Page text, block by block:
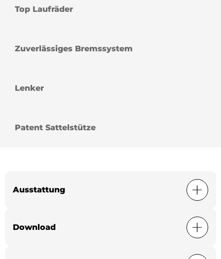
Top Laufräder
Zuverlässiges Bremssystem
Lenker
Patent Sattelstütze
Ausstattung
Download